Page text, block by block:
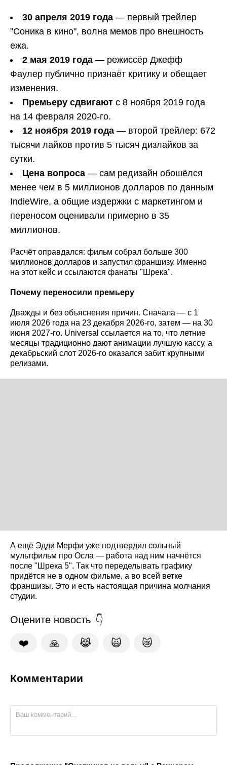
30 апреля 2019 года — первый трейлер
"Соника в кино", волна мемов про внешность
ежа.
2 мая 2019 года — режиссёр Джефф
Фаулер публично признаёт критику и обещает
изменения.
Премьеру сдвигают с 8 ноября 2019 года
на 14 февраля 2020-го.
12 ноября 2019 года — второй трейлер: 672
тысячи лайков против 5 тысяч дизлайков за
сутки.
Цена вопроса — сам редизайн обошёлся
менее чем в 5 миллионов долларов по данным
IndieWire, а общие издержки с маркетингом и
переносом оценивали примерно в 35
миллионов.
Расчёт оправдался: фильм собрал больше 300
миллионов долларов и запустил франшизу. Именно
на этот кейс и ссылаются фанаты "Шрека".
Почему переносили премьеру
Дважды и без объяснения причин. Сначала — с 1
июля 2026 года на 23 декабря 2026-го, затем — на 30
июня 2027-го. Universal ссылается на то, что летние
месяцы традиционно дают анимации лучшую кассу, а
декабрьский слот 2026-го оказался забит крупными
релизами.
А ещё Эдди Мерфи уже подтвердил сольный
мультфильм про Осла — работа над ним начнётся
после "Шрека 5". Так что переделывать графику
придётся не в одном фильме, а во всей ветке
франшизы. Это и есть настоящая причина молчания
студии.
Оцените новость
❤️ 🙏 😹 🙀 😿
Комментарии